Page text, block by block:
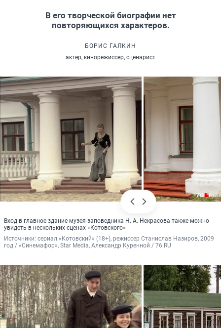
В его творческой биографии нет
повторяющихся характеров.
БОРИС ГАЛКИН
актер, кинорежиссер, сценарист
Вход в главное здание музея-заповедника Н. А. Некрасова также можно
увидеть в нескольких сценах «Котовского»
Источники: сериал «Котовский» (18+), режиссер Станислав Назиров, 2009
год / «Синемафор», Star Media, Александр Куренной / 76.RU